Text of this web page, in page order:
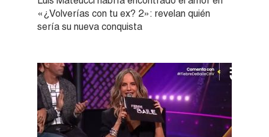
«¿Volverías con tu ex? 2»: revelan quién
sería su nueva conquista